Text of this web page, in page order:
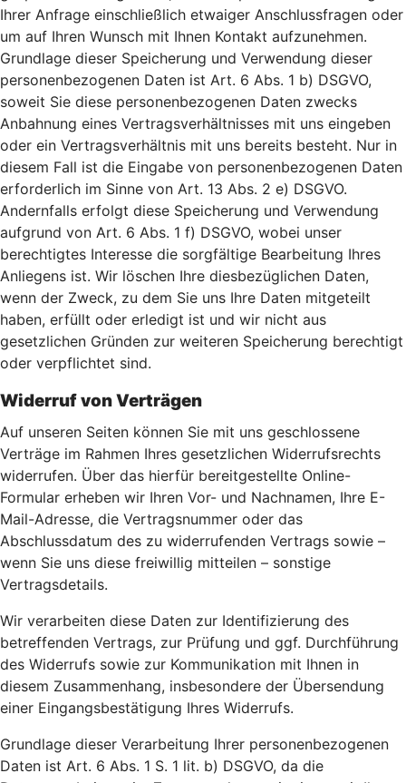
Ihrer Anfrage einschließlich etwaiger Anschlussfragen oder
um auf Ihren Wunsch mit Ihnen Kontakt aufzunehmen.
Grundlage dieser Speicherung und Verwendung dieser
personenbezogenen Daten ist Art. 6 Abs. 1 b) DSGVO,
soweit Sie diese personenbezogenen Daten zwecks
Anbahnung eines Vertragsverhältnisses mit uns eingeben
oder ein Vertragsverhältnis mit uns bereits besteht. Nur in
diesem Fall ist die Eingabe von personenbezogenen Daten
erforderlich im Sinne von Art. 13 Abs. 2 e) DSGVO.
Andernfalls erfolgt diese Speicherung und Verwendung
aufgrund von Art. 6 Abs. 1 f) DSGVO, wobei unser
berechtigtes Interesse die sorgfältige Bearbeitung Ihres
Anliegens ist. Wir löschen Ihre diesbezüglichen Daten,
wenn der Zweck, zu dem Sie uns Ihre Daten mitgeteilt
haben, erfüllt oder erledigt ist und wir nicht aus
gesetzlichen Gründen zur weiteren Speicherung berechtigt
oder verpflichtet sind.
Widerruf von Verträgen
Auf unseren Seiten können Sie mit uns geschlossene
Verträge im Rahmen Ihres gesetzlichen Widerrufsrechts
widerrufen. Über das hierfür bereitgestellte Online-
Formular erheben wir Ihren Vor- und Nachnamen, Ihre E-
Mail-Adresse, die Vertragsnummer oder das
Abschlussdatum des zu widerrufenden Vertrags sowie –
wenn Sie uns diese freiwillig mitteilen – sonstige
Vertragsdetails.
Wir verarbeiten diese Daten zur Identifizierung des
betreffenden Vertrags, zur Prüfung und ggf. Durchführung
des Widerrufs sowie zur Kommunikation mit Ihnen in
diesem Zusammenhang, insbesondere der Übersendung
einer Eingangsbestätigung Ihres Widerrufs.
Grundlage dieser Verarbeitung Ihrer personenbezogenen
Daten ist Art. 6 Abs. 1 S. 1 lit. b) DSGVO, da die